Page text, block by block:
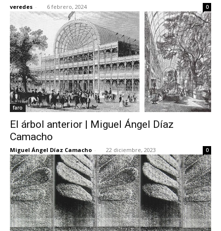
veredes - 6 febrero, 2024 0
faro
El árbol anterior | Miguel Ángel Díaz
Camacho
Miguel Ángel Díaz Camacho - 22 diciembre, 2023 0